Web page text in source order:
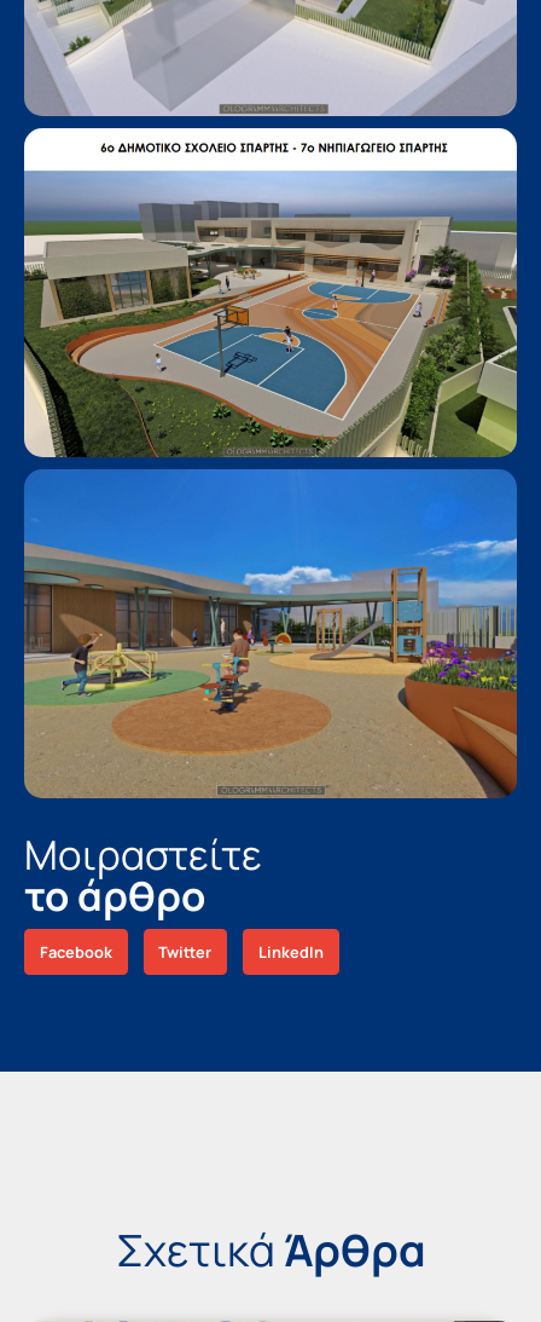
Μοιραστείτε
το άρθρο
Facebook Twitter LinkedIn
Σχετικά Άρθρα